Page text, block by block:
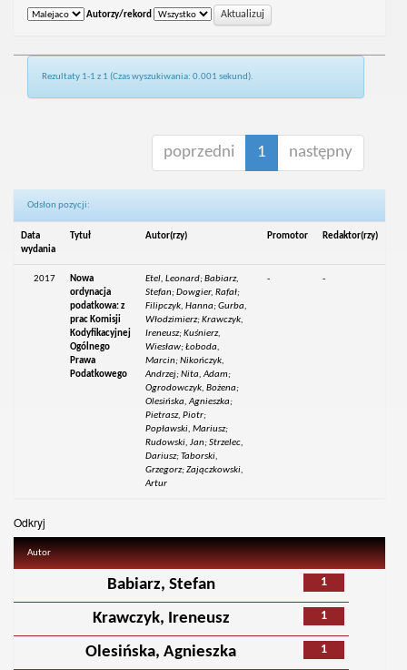
Autorzy/rekord
Rezultaty 1-1 z 1 (Czas wyszukiwania: 0.001 sekund).
poprzedni 1 następny
Odsłon pozycji:
Data
wydania
Tytuł Autor(rzy) Promotor Redaktor(rzy)
2017
Nowa
ordynacja
podatkowa: z
prac Komisji
Kodyfikacyjnej
Ogólnego
Prawa
Podatkowego
Etel, Leonard; Babiarz,
Stefan; Dowgier, Rafał;
Filipczyk, Hanna; Gurba,
Włodzimierz; Krawczyk,
Ireneusz; Kuśnierz,
Wiesław; Łoboda,
Marcin; Nikończyk,
Andrzej; Nita, Adam;
Ogrodowczyk, Bożena;
Olesińska, Agnieszka;
Pietrasz, Piotr;
Popławski, Mariusz;
Rudowski, Jan; Strzelec,
Dariusz; Taborski,
Grzegorz; Zajączkowski,
Artur
- -
Odkryj
Autor
1
Babiarz, Stefan
1
Krawczyk, Ireneusz
1
Olesińska, Agnieszka